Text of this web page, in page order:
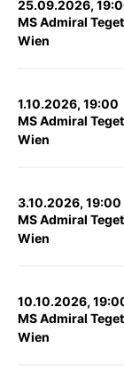
25.09.2026,
MS Admiral
Wien
1.10.2026, 19:00
MS Admiral
Wien
3.10.2026, 19:00
MS Admiral
Wien
10.10.2026,
MS Admiral
Wien